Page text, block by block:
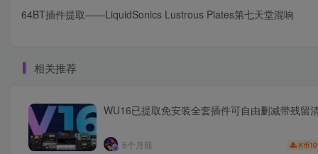
64BT插件提取——LiquidSonics Lustrous Plates第七天堂混响
相关推荐
WU16已提取免安装全套插件可自由删减带残留
6个月前 K币10